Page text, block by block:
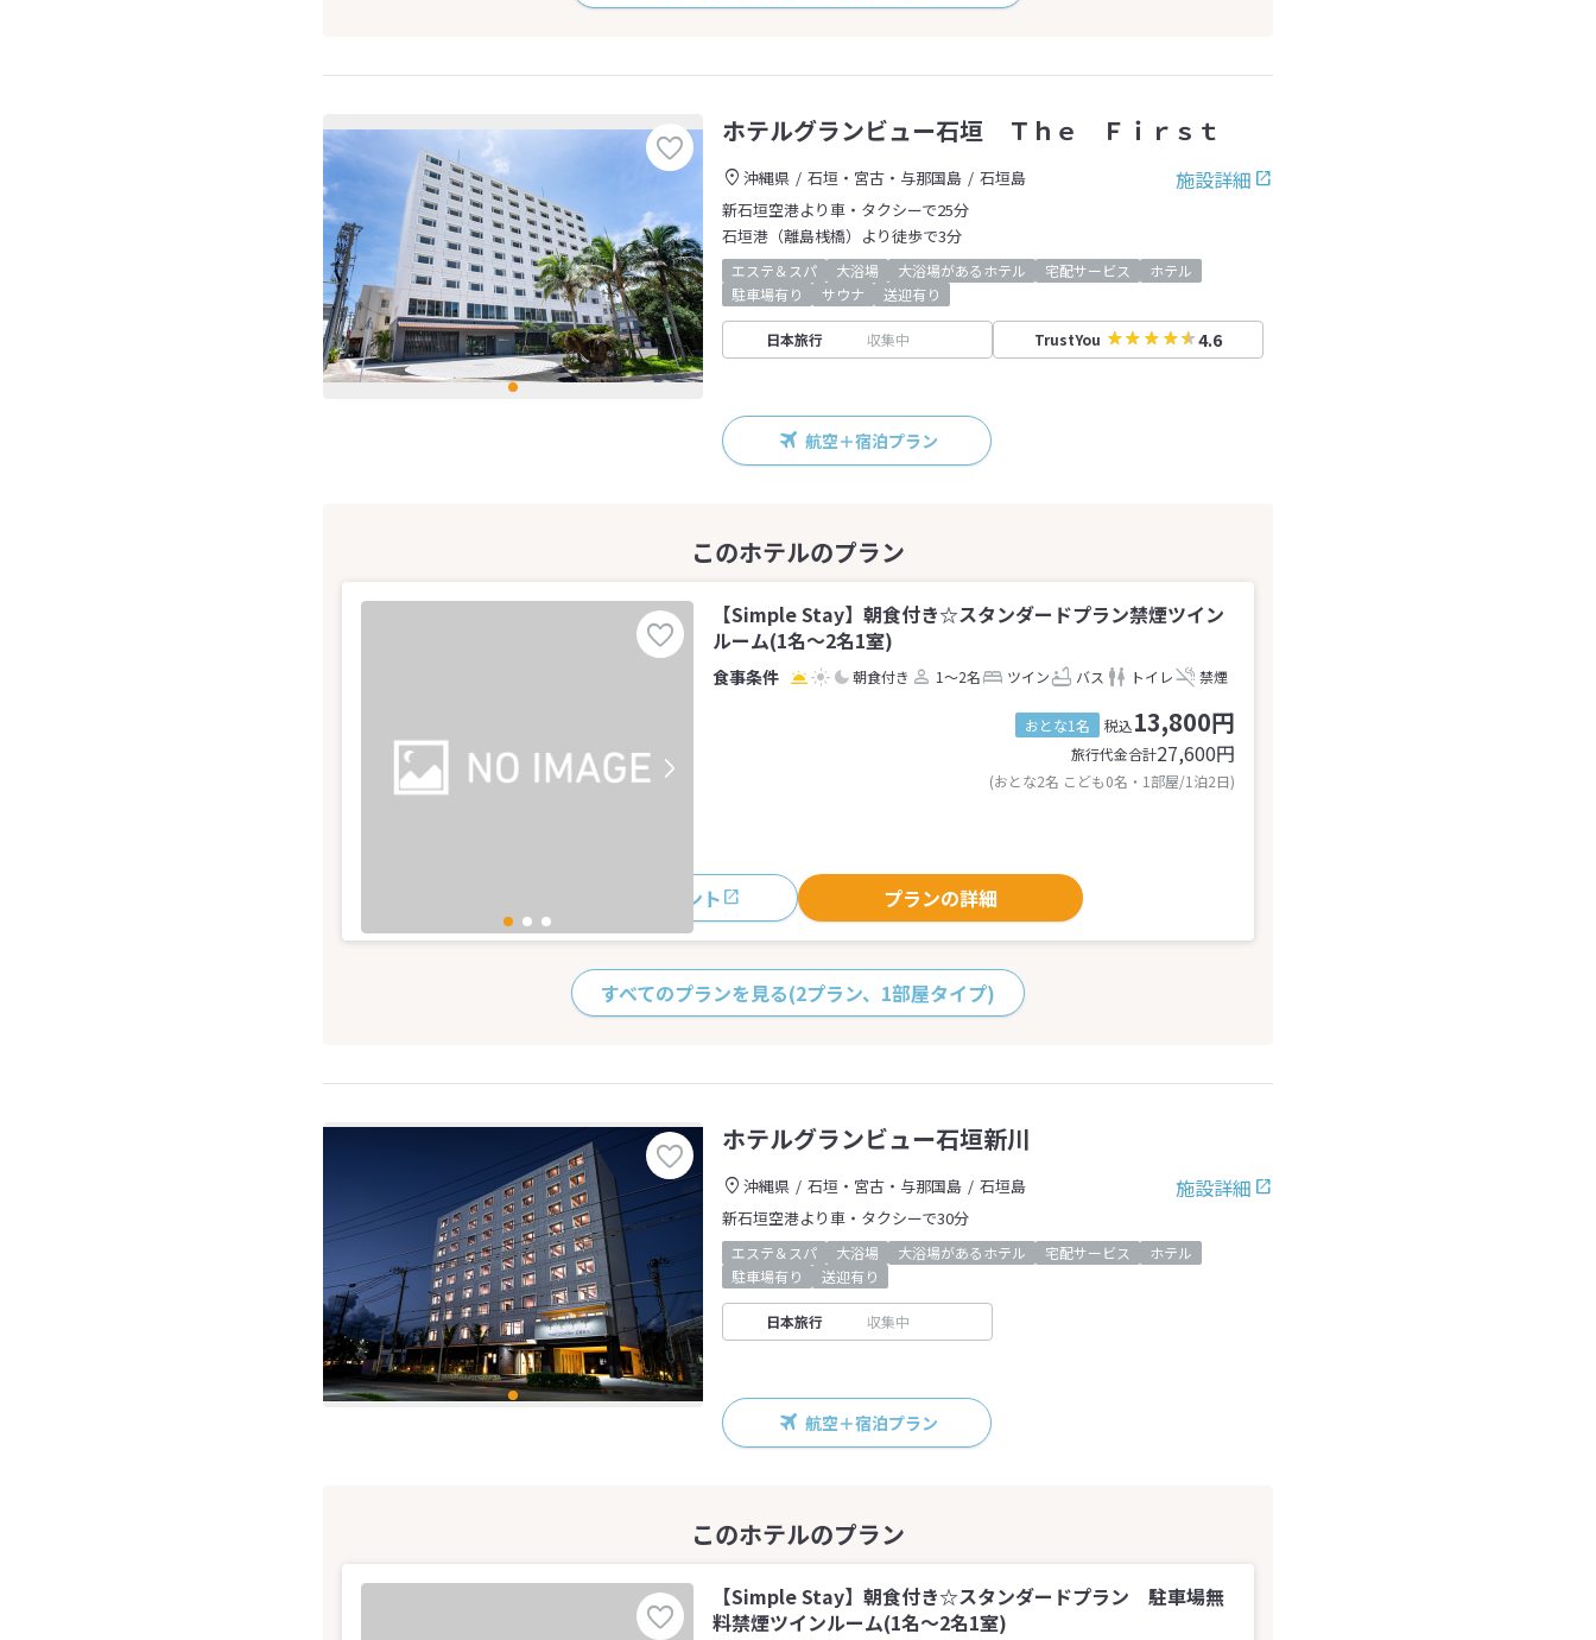
ホテルグランビュー石垣 Ｔｈｅ Ｆｉｒｓｔ
施設詳細
沖縄県 石垣・宮古・与那国島
石垣島
新石垣空港より車・タクシーで25分
石垣港（離島桟橋）より徒歩で3分
エステ＆スパ 大浴場 大浴場があるホテル 宅配サービス
ホテル
駐車場有り
サウナ 送迎有り
日本旅行 収集中 TrustYou 4.6
航空＋宿泊プラン
【Simple Stay】朝食付き☆スタンダードプラン禁煙ツイン
ルーム(1名～2名1室)
朝食付き 1～2名 ツイン バス トイレ 禁煙
おとな1名 税込13,800円
旅行代金合計27,600円
(おとな2名 こども0名・1部屋/1泊2日)
おすすめポイント プランの詳細
すべてのプランを見る(2プラン、1部屋タイプ)
ホテルグランビュー石垣新川
施設詳細
沖縄県 石垣・宮古・与那国島
石垣島
新石垣空港より車・タクシーで30分
エステ＆スパ 大浴場 大浴場があるホテル 宅配サービス
ホテル
駐車場有り
送迎有り
日本旅行 収集中
航空＋宿泊プラン
【Simple Stay】朝食付き☆スタンダードプラン 駐車場無
料禁煙ツインルーム(1名～2名1室)